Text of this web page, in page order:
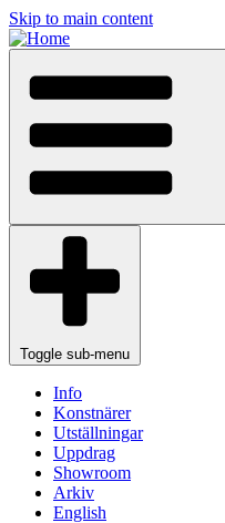
Skip to main content
Toggle sub-menu
Info
Konstnärer
Utställningar
Uppdrag
Showroom
Arkiv
English